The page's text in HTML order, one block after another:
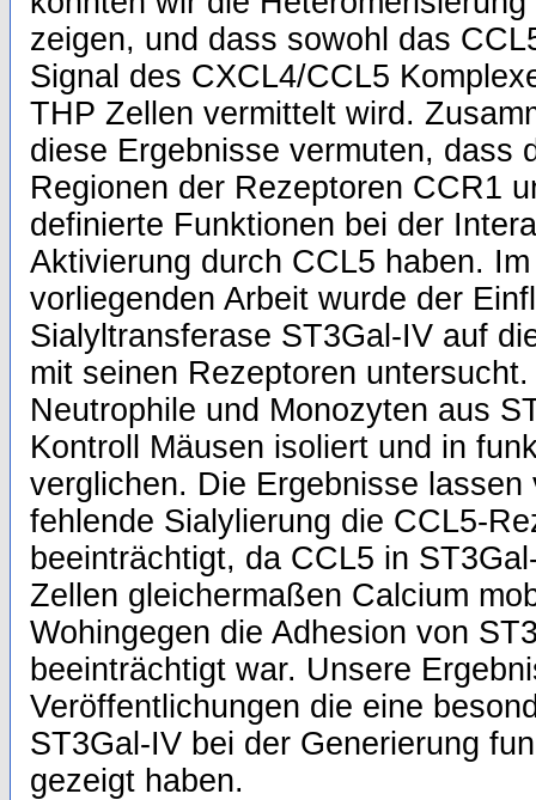
zeigen, und dass sowohl das
Signal des CXCL4/CCL5
THP Zellen vermittelt wird.
diese Ergebnisse vermuten, dass
Regionen der Rezeptoren CCR1
definierte Funktionen bei der
Aktivierung durch CCL5 haben.
vorliegenden Arbeit wurde der
Sialyltransferase ST3Gal-IV auf
mit seinen Rezeptoren
Neutrophile und Monozyten aus
Kontroll Mäusen isoliert und in
verglichen. Die Ergebnisse
fehlende Sialylierung die CCL5-
beeinträchtigt, da CCL5 in
Zellen gleichermaßen Calcium
Wohingegen die Adhesion von
beeinträchtigt war. Unsere
Veröffentlichungen die eine
ST3Gal-IV bei der Generierung
gezeigt haben.